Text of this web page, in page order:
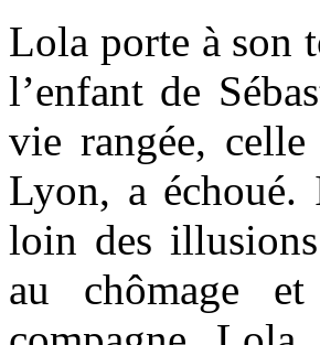
Lola porte à son
l’enfant de
vie rangée,
Lyon, a échoué.
loin des
au chômage